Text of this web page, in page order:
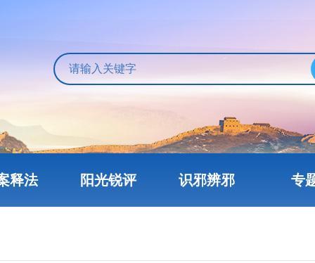
释法 阳光锐评 识邪辨邪 专